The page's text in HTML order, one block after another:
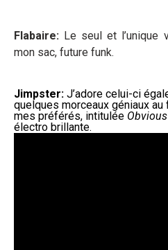
Flabaire: Le seul et l’unique
mon sac, future funk.
Jimpster: J’adore celui-ci
quelques morceaux géniaux
mes préférés, intitulée Obvious
électro brillante.